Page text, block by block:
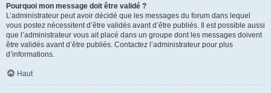
Pourquoi mon message doit être validé ?
L’administrateur peut avoir décidé que les messages du forum dans lequel
vous postez nécessitent d’être validés avant d’être publiés. Il est possible aussi
que l’administrateur vous ait placé dans un groupe dont les messages doivent
être validés avant d’être publiés. Contactez l’administrateur pour plus
d’informations.
Haut